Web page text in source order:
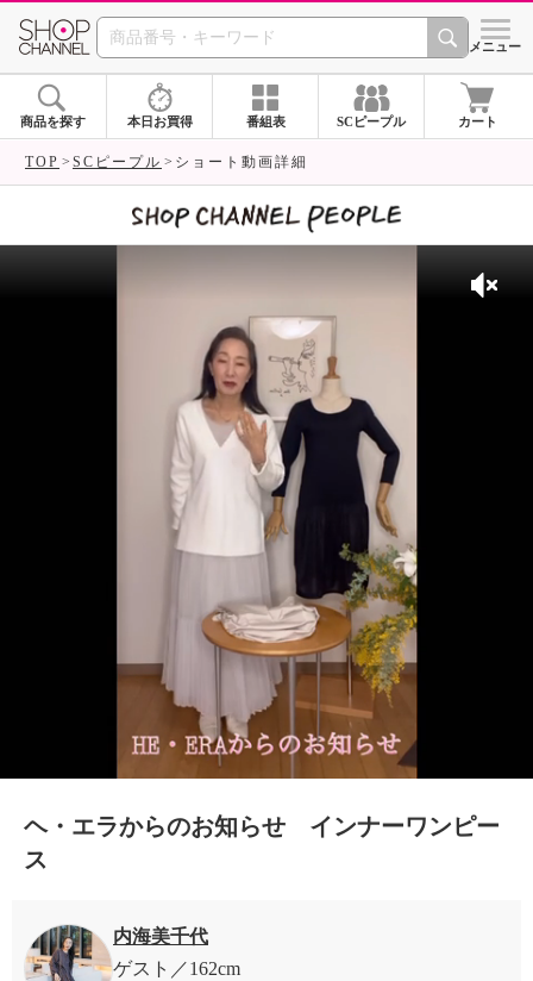
SHOP CHANNEL シメニュー
商品を探す 本日お買得 番組表 SCピープル カート
TOP SCピープル ショート動画詳細
ヘ・エラからのお知らせ インナーワンピー
ス
内海美千代
ゲスト
162cm